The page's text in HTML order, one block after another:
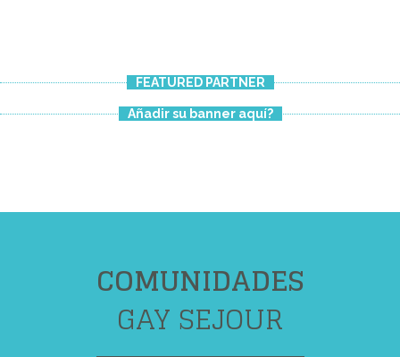
FEATURED PARTNER
Añadir su banner aquí?
COMUNIDADES
GAY SEJOUR